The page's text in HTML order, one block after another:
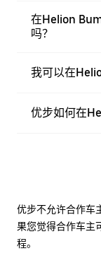
在Helion
吗？
我可以在
优步如何在
优步不允许合作车
果您觉得合作车主
程。